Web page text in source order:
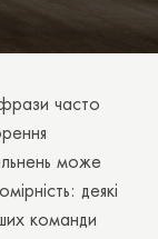
часто
може
деякі
команди